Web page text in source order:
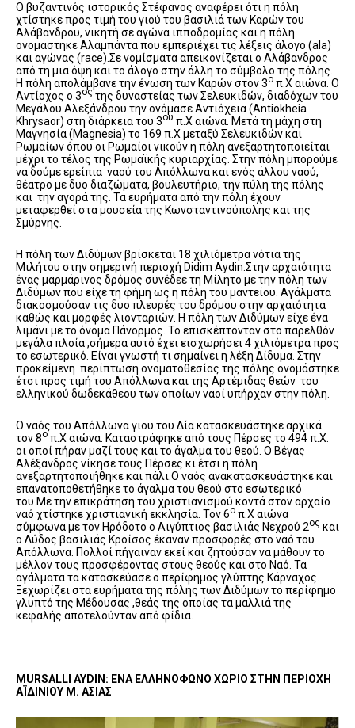
Ο βυζαντινός ιστορικός Στέφανος αναφέρει ότι η πόλη
χτίστηκε προς τιμή του γιού του βασιλιά των Καρών του
Αλάβανδρου, νικητή σε αγώνα ιπποδρομίας και η πόλη
ονομάστηκε Αλαμπάντα που εμπεριέχει τις λέξεις άλογο (ala)
και αγώνας (race).Σε νομίσματα απεικονίζεται ο Αλάβανδρος
από τη μια όψη και το άλογο στην άλλη το σύμβολο της πόλης.
Η πόλη απολάμβανε την ένωση των Καρών στον 3ο π.Χ αιώνα. Ο
Αντίοχος ο 3ος της δυναστείας των Σελευκιδών, διαδόχων του
Μεγάλου Αλεξάνδρου την ονόμασε Αντιόχεια (Antiokheia
Khrysaor) στη διάρκεια του 3ου π.Χ αιώνα. Μετά τη μάχη στη
Μαγνησία (Magnesia) το 169 π.Χ μεταξύ Σελευκιδών και
Ρωμαίων όπου οι Ρωμαίοι νικούν η πόλη ανεξαρτητοποιείται
μέχρι το τέλος της Ρωμαϊκής κυριαρχίας. Στην πόλη μπορούμε
να δούμε ερείπια ναού του Απόλλωνα και ενός άλλου ναού,
θέατρο με δυο διαζώματα, βουλευτήριο, την πύλη της πόλης
και την αγορά της. Τα ευρήματα από την πόλη έχουν
μεταφερθεί στα μουσεία της Κωνσταντινούπολης και της
Σμύρνης.
H πόλη των Διδύμων βρίσκεται 18 χιλιόμετρα νότια της
Μιλήτου στην σημερινή περιοχή Didim Aydin.Στην αρχαιότητα
ένας μαρμάρινος δρόμος συνέδεε τη Μίλητο με την πόλη των
Διδύμων που είχε τη φήμη ως η πόλη του μαντείου. Αγάλματα
διακοσμούσαν τις δυο πλευρές του δρόμου στην αρχαιότητα
καθώς και μορφές λιονταριών. Η πόλη των Διδύμων είχε ένα
λιμάνι με το όνομα Πάνορμος. Το επισκέπτονταν στο παρελθόν
μεγάλα πλοία ,σήμερα αυτό έχει εισχωρήσει 4 χιλιόμετρα προς
το εσωτερικό. Είναι γνωστή τι σημαίνει η λέξη Δίδυμα. Στην
προκείμενη περίπτωση ονοματοθεσίας της πόλης ονομάστηκε
έτσι προς τιμή του Απόλλωνα και της Αρτέμιδας θεών του
ελληνικού δωδεκάθεου των οποίων ναοί υπήρχαν στην πόλη.
Ο ναός του Απόλλωνα γιου του Δία κατασκευάστηκε αρχικά
τον 8ο π.Χ αιώνα. Καταστράφηκε από τους Πέρσες το 494 π.Χ.
οι οποί πήραν μαζί τους και το άγαλμα του θεού. Ο Βέγας
Αλέξανδρος νίκησε τους Πέρσες κι έτσι η πόλη
ανεξαρτητοποιήθηκε και πάλι.Ο ναός ανακατασκευάστηκε και
επανατοποθετήθηκε το άγαλμα του θεού στο εσωτερικό
του.Με την επικράτηση του χριστιανισμού κοντά στον αρχαίο
ναό χτίστηκε χριστιανική εκκλησία. Τον 6ο π.Χ αιώνα
σύμφωνα με τον Ηρόδοτο ο Αιγύπτιος βασιλιάς Νεχρού 2ος και
ο Λύδος βασιλιάς Κροίσος έκαναν προσφορές στο ναό του
Απόλλωνα. Πολλοί πήγαιναν εκεί και ζητούσαν να μάθουν το
μέλλον τους προσφέροντας στους θεούς και στο Ναό. Τα
αγάλματα τα κατασκεύασε ο περίφημος γλύπτης Κάρναχος.
Ξεχωρίζει στα ευρήματα της πόλης των Διδύμων το περίφημο
γλυπτό της Μέδουσας ,θεάς της οποίας τα μαλλιά της
κεφαλής αποτελούνταν από φίδια.
MURSALLI AYDIN: ENA ΕΛΛΗΝΟΦΩΝΟ ΧΩΡΙΟ ΣΤΗΝ ΠΕΡΙΟΧΗ
ΑΪΔΙΝΙΟΥ Μ. ΑΣΙΑΣ